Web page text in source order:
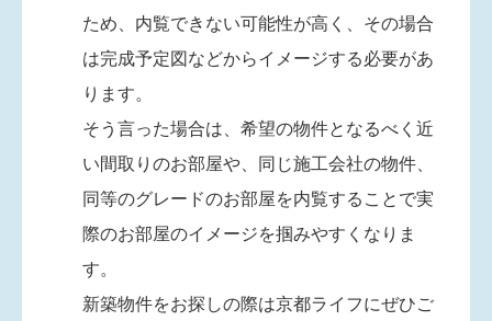
ため、内覧できない可能性が高く、その場合
は完成予定図などからイメージする必要があ
ります。
そう言った場合は、希望の物件となるべく近
い間取りのお部屋や、同じ施工会社の物件、
同等のグレードのお部屋を内覧することで実
際のお部屋のイメージを掴みやすくなりま
す。
新築物件をお探しの際は京都ライフにぜひご